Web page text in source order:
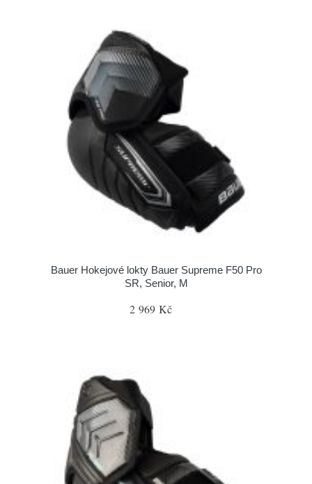
Bauer Hokejové lokty Bauer Supreme F50 Pro
SR, Senior, M
2 969 Kč